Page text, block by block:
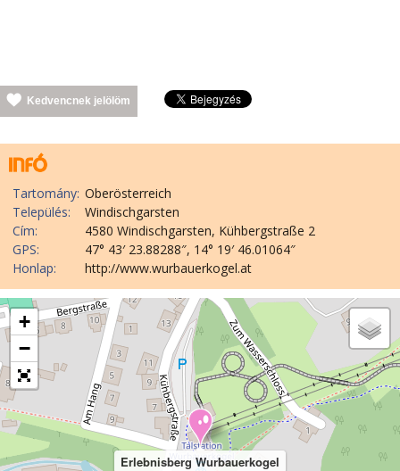
Kedvencnek jelölöm
Tartomány: Oberösterreich
Település:
Windischgarsten
Cím:
4580 Windischgarsten, Kühbergstraße 2
GPS:
47° 43′ 23.88288″, 14° 19′ 46.01064″
Honlap:
http://www.wurbauerkogel.at
Erlebnisberg Wurbauerkogel
+
−